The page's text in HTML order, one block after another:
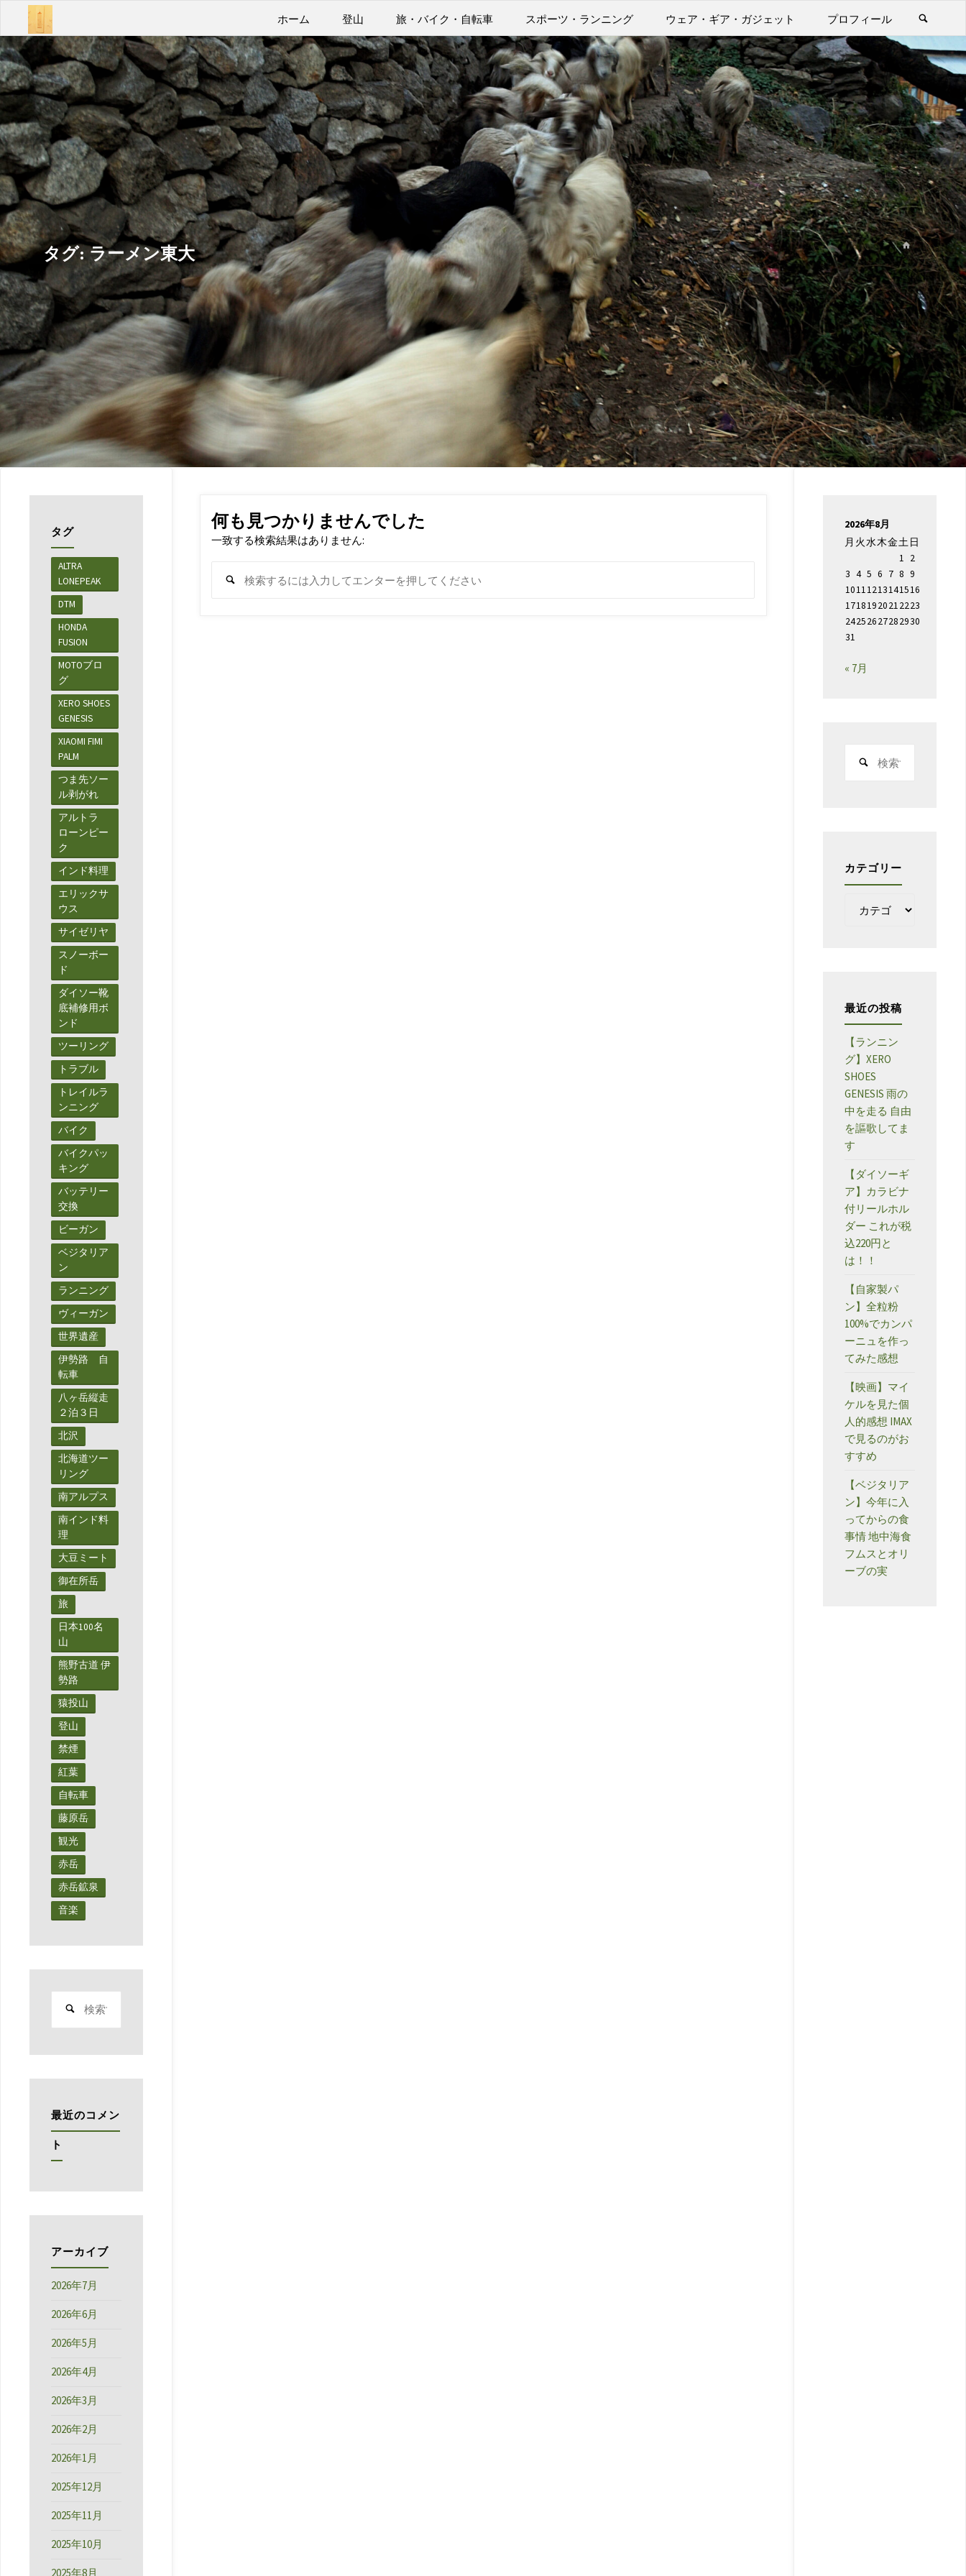
テ
ン
ツ
へ
ス
キ
ッ
プ
ばよ
うい
こみ
ゃあ
Take
it
easy
ホーム 登山 旅・バイク・自転車 スポーツ・ランニング ウェア・ギア・ガジェット プロフィール
タグ:ラーメン東大
ホ
ー
ム
何も見つかりませんでした
一致する検索結果はありません:
タグ
ALTRA
LONEPEAK
DTM
HONDA
FUSION
MOTOブロ
グ
XERO SHOES
GENESIS
XIAOMI FIMI
PALM
つま先ソー
ル剥がれ
アルトラ
ローンピー
ク
インド料理
エリックサ
ウス
サイゼリヤ
スノーボー
ド
ダイソー靴
底補修用ボ
ンド
ツーリング
トラブル
トレイルラ
ンニング
バイク
バイクパッ
キング
バッテリー
交換
ビーガン
ベジタリア
ン
ランニング
ヴィーガン
世界遺産
伊勢路 自
転車
八ヶ岳縦走
２泊３日
北沢
北海道ツー
リング
南アルプス
南インド料
理
大豆ミート
御在所岳
旅
日本100名
山
熊野古道 伊
勢路
猿投山
登山
禁煙
紅葉
自転車
藤原岳
観光
赤岳
赤岳鉱泉
音楽
最近のコメン
ト
アーカイブ
2026年7月
2026年6月
2026年5月
2026年4月
2026年3月
2026年2月
2026年1月
2025年12月
2025年11月
2025年10月
2025年8月
2026年8月
月 火水木金土日
1 2
3 4 5 6 7 8 9
10111213141516
17181920212223
24252627282930
31
« 7月
カテゴリー
最近の投稿
【ランニン
グ】XERO
SHOES
GENESIS 雨の
中を走る 自由
を謳歌してま
す
【ダイソーギ
ア】カラビナ
付リールホル
ダー これが税
込220円と
は！！
【自家製パ
ン】全粒粉
100%でカンパ
ーニュを作っ
てみた感想
【映画】マイ
ケルを見た個
人的感想 IMAX
で見るのがお
すすめ
【ベジタリア
ン】今年に入
ってからの食
事情 地中海食
フムスとオリ
ーブの実